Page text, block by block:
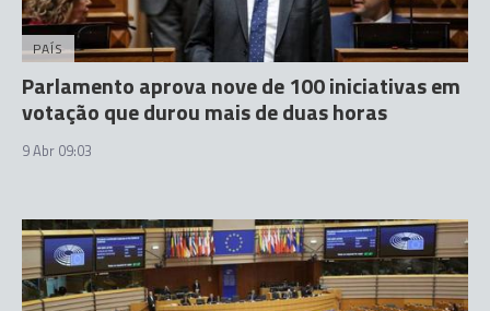
PAÍS
Parlamento aprova nove de 100 iniciativas em
votação que durou mais de duas horas
9 Abr 09:03